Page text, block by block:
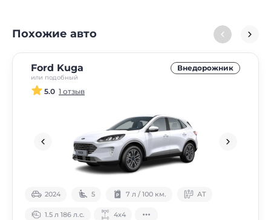
Похожие авто
Ford Kuga
или подобный
Внедорожник
5.0 1 отзыв
2024 5 7 л / 100 км. АТ
1.5 л 186 л.с. 4х4